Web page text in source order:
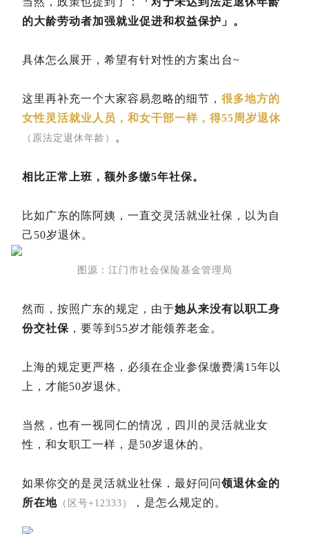
的大龄劳动者加强就业促进和权益保护 」。
具体怎么展开，希望有针对性的方案出台~
这里再补充一个大家容易忽略的细节， 很多地方的
女性灵活就业人员，和女干部一样，得55周岁退休
（原法定退休年龄） 。
相比正常上班，额外多缴5年社保。
比如广东的陈阿姨，一直交灵活就业社保，以为自
己50岁退休。
图源：江门市社会保险基金管理局
然而，按照广东的规定，由于她从来没有以职工身
份交社保 ，要等到55岁才能领养老金。
上海的规定更严格，必须在企业参保缴费满15年以
上，才能50岁退休。
当然，也有一视同仁的情况，四川的灵活就业女
性，和女职工一样，是50岁退休的。
如果你交的是灵活就业社保，最好问问领退休金的
所在地 （区号+12333） ，是怎么规定的。